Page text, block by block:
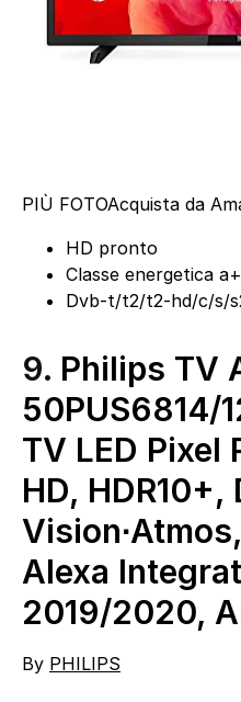
PIÙ FOTOAcquista da
HD pronto
Classe energetica a+
Dvb-t/t2/t2-hd/c/s/
9. Philips TV
50PUS6814/
TV LED Pixel
HD, HDR10+,
Alexa
2019/2020,
By PHILIPS